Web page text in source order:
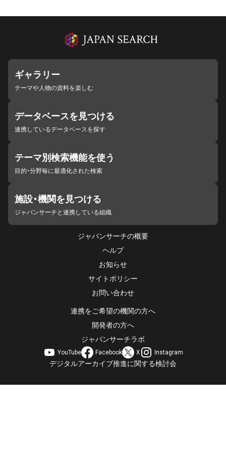
ギャラリー
テーマや人物の資料を楽しむ
データベースを見つける
連携しているデータベースを探す
テーマ別検索機能を使う
目的・分野毎に最適化された検索
施設・機関を見つける
ジャパンサーチと連携している組織
ジャパンサーチの概要
ヘルプ
お知らせ
サイトポリシー
お問い合わせ
連携をご希望の機関の方へ
開発者の方へ
ジャパンサーチラボ
YouTube Facebook X Instagram
デジタルアーカイブ推進に関する検討会